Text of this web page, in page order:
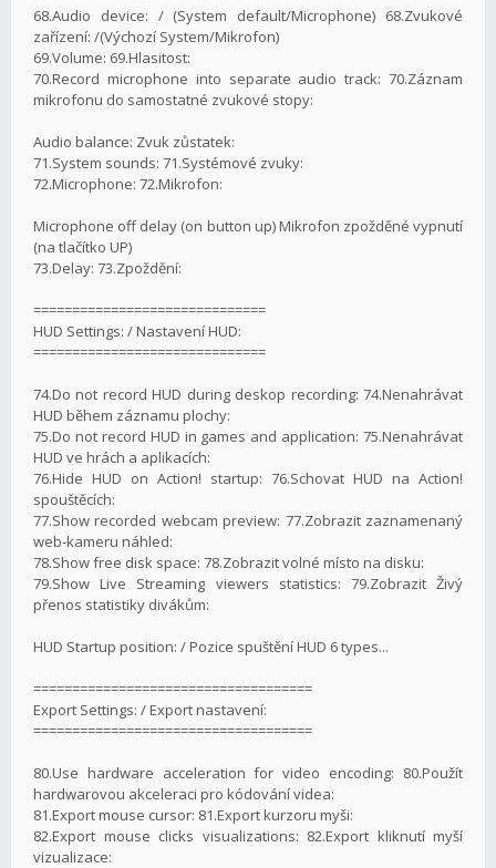
68.Audio device: / (System default/Microphone) 68.Zvukové
zařízení: /(Výchozí System/Mikrofon)
69.Volume: 69.Hlasitost:
70.Record microphone into separate audio track: 70.Záznam
mikrofonu do samostatné zvukové stopy:
Audio balance: Zvuk zůstatek:
71.System sounds: 71.Systémové zvuky:
72.Microphone: 72.Mikrofon:
Microphone off delay (on button up) Mikrofon zpožděné vypnutí
(na tlačítko UP)
73.Delay: 73.Zpoždění:
==============================
HUD Settings: / Nastavení HUD:
==============================
74.Do not record HUD during deskop recording: 74.Nenahrávat
HUD během záznamu plochy:
75.Do not record HUD in games and application: 75.Nenahrávat
HUD ve hrách a aplikacích:
76.Hide HUD on Action! startup: 76.Schovat HUD na Action!
spouštěcích:
77.Show recorded webcam preview: 77.Zobrazit zaznamenaný
web-kameru náhled:
78.Show free disk space: 78.Zobrazit volné místo na disku:
79.Show Live Streaming viewers statistics: 79.Zobrazit Živý
přenos statistiky divákům:
HUD Startup position: / Pozice spuštění HUD 6 types...
====================================
Export Settings: / Export nastavení:
====================================
80.Use hardware acceleration for video encoding: 80.Použít
hardwarovou akceleraci pro kódování videa:
81.Export mouse cursor: 81.Export kurzoru myši:
82.Export mouse clicks visualizations: 82.Export kliknutí myší
vizualizace: